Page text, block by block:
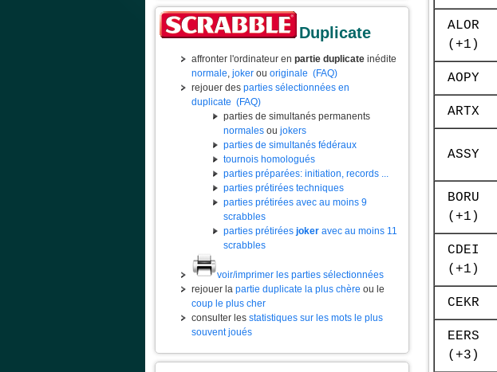
Duplicate
affronter l'ordinateur en partie duplicate inédite
normale, joker ou originale (FAQ)
rejouer des parties sélectionnées en
duplicate (FAQ)
parties de simultanés permanents
normales ou jokers
parties de simultanés fédéraux
tournois homologués
parties préparées: initiation, records ...
parties prétirées techniques
parties prétirées avec au moins 9
scrabbles
parties prétirées joker avec au moins 11
scrabbles
voir/imprimer les parties sélectionnées
rejouer la partie duplicate la plus chère ou le
coup le plus cher
consulter les statistiques sur les mots le plus
souvent joués
ALOR
(+1)
AOPY
ARTX
ASSY
BORU
(+1)
CDEI
(+1)
CEKR
EERS
(+3)